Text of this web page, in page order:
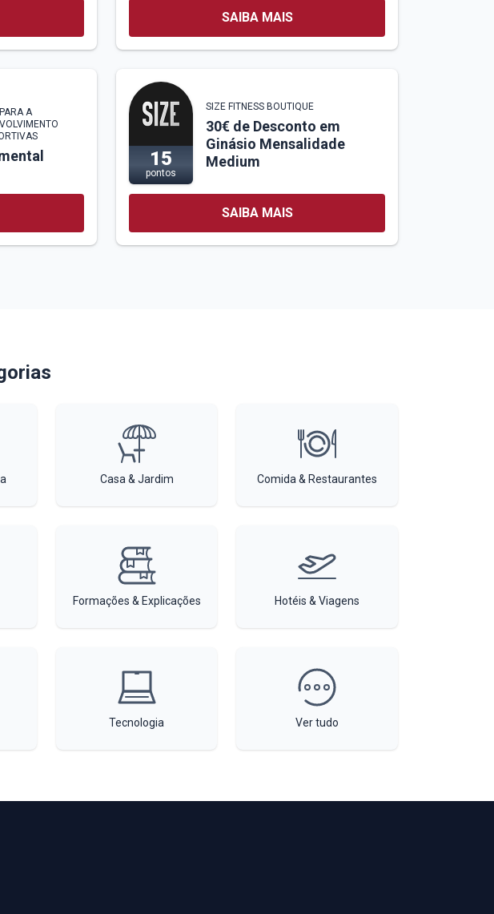
SAIBA MAIS
A
15
pontos
SIZE FITNESS BOUTIQUE
30€ de Desconto em
Ginásio Mensalidade
Medium
SAIBA MAIS
Casa & Jardim Comida & Restaurantes
Formações & Explicações Hotéis & Viagens
Tecnologia Ver tudo